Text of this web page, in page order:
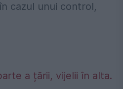
cazul unui control,
a țării, vijelii în alta.